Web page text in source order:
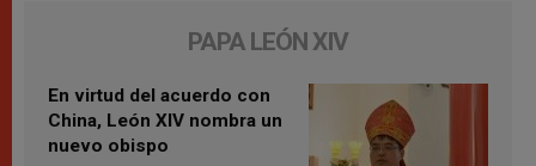
PAPA LEÓN XIV
En virtud del acuerdo con
China, León XIV nombra un
nuevo obispo